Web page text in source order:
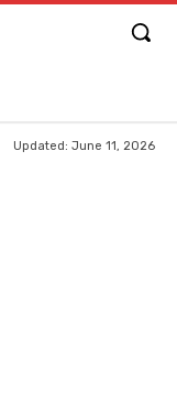
Updated: June 11, 2026